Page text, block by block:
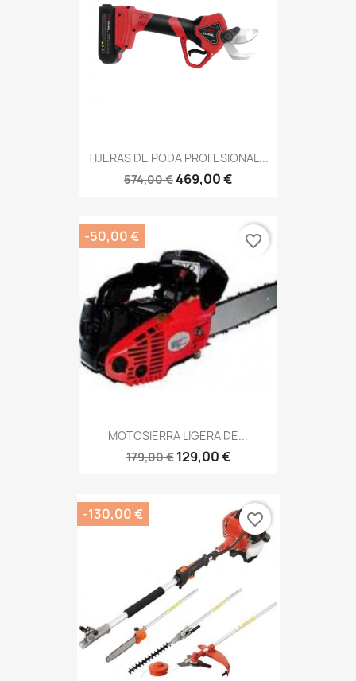
TIJERAS DE PODA PROFESIONAL...
574,00 €469,00 €
MOTOSIERRA LIGERA DE...
179,00 € 129,00 €
-50,00 € favorite_border
-130,00 € favorite_border